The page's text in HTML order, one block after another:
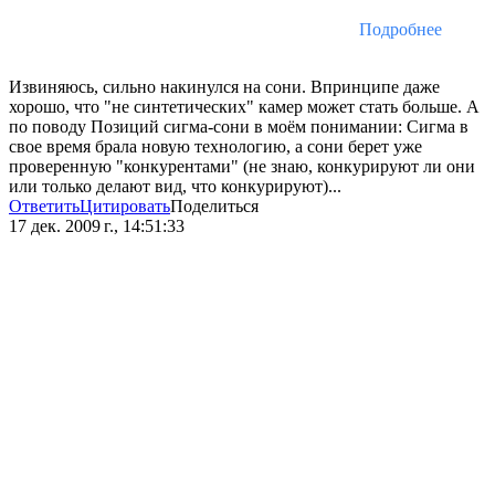
Подробнее
Извиняюсь, сильно накинулся на сони. Впринципе даже
хорошо, что "не синтетических" камер может стать больше. А
по поводу Позиций сигма-сони в моём понимании: Сигма в
свое время брала новую технологию, а сони берет уже
проверенную "конкурентами" (не знаю, конкурируют ли они
или только делают вид, что конкурируют)...
ОтветитьЦитироватьПоделиться
17 дек. 2009 г., 14:51:33